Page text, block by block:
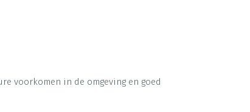
voorkomen in de omgeving en goed